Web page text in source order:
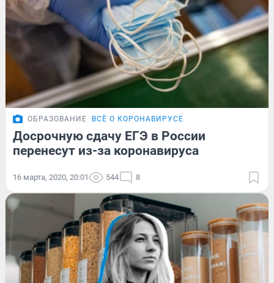
ОБРАЗОВАНИЕ ВСЁ О КОРОНАВИРУСЕ
Досрочную сдачу ЕГЭ в России
перенесут из-за коронавируса
16 марта, 2020, 20:01 544 8